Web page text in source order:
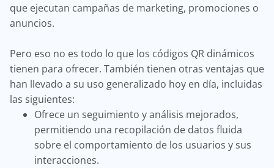
que ejecutan campañas de marketing, promociones o
anuncios.
Pero eso no es todo lo que los códigos QR dinámicos
tienen para ofrecer. También tienen otras ventajas que
han llevado a su uso generalizado hoy en día, incluidas
las siguientes:
Ofrece un seguimiento y análisis mejorados,
permitiendo una recopilación de datos fluida
sobre el comportamiento de los usuarios y sus
interacciones.